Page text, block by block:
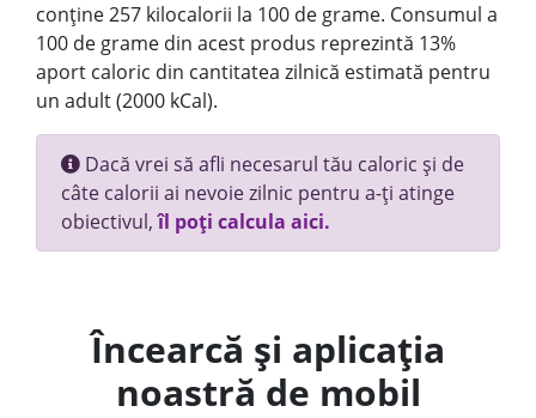
conține 257 kilocalorii la 100 de grame. Consumul a
100 de grame din acest produs reprezintă 13%
aport caloric din cantitatea zilnică estimată pentru
un adult (2000 kCal).
Dacă vrei să afli necesarul tău caloric și de
câte calorii ai nevoie zilnic pentru a-ți atinge
obiectivul,îl poți calcula aici.
Încearcă și aplicația
noastră de mobil